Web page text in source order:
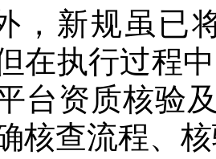
，新规虽已
在执行过程
台资质核验
核查流程、